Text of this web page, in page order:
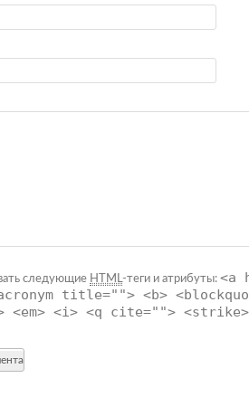
следующие HTML -теги и атрибуты: <a
title=""> <b>
<em> <i> <q cite="">